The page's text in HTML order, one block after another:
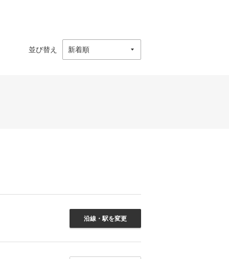
並び替え
沿線・駅を変更